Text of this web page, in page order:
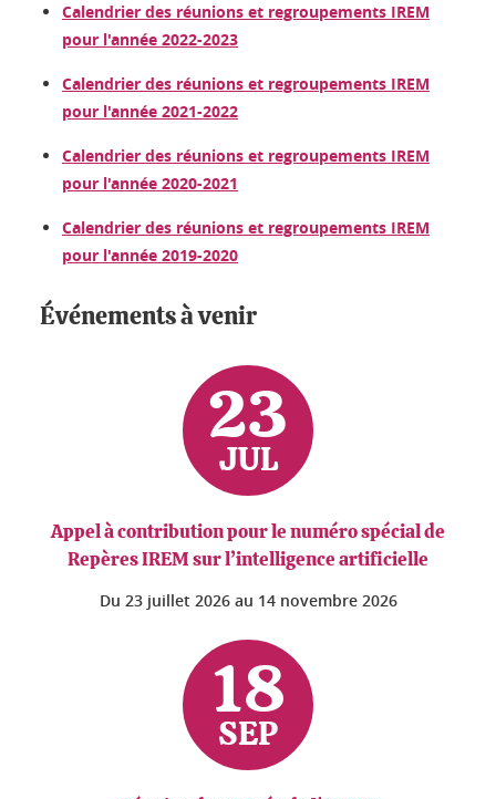
Calendrier des réunions et regroupements IREM
pour l'année 2022-2023
Calendrier des réunions et regroupements IREM
pour l'année 2021-2022
Calendrier des réunions et regroupements IREM
pour l'année 2020-2021
Calendrier des réunions et regroupements IREM
pour l'année 2019-2020
Événements à venir
23
JUL
Appel à contribution pour le numéro spécial de
Repères IREM sur l’intelligence artificielle
Du 23 juillet 2026 au 14 novembre 2026
18
SEP